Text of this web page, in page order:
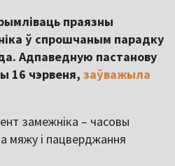
праязны
ў спрошчаным парадку
Адпаведную пастанову
16 чэрвеня, заўважыла
замежніка – часовы
мяжу і пацверджання